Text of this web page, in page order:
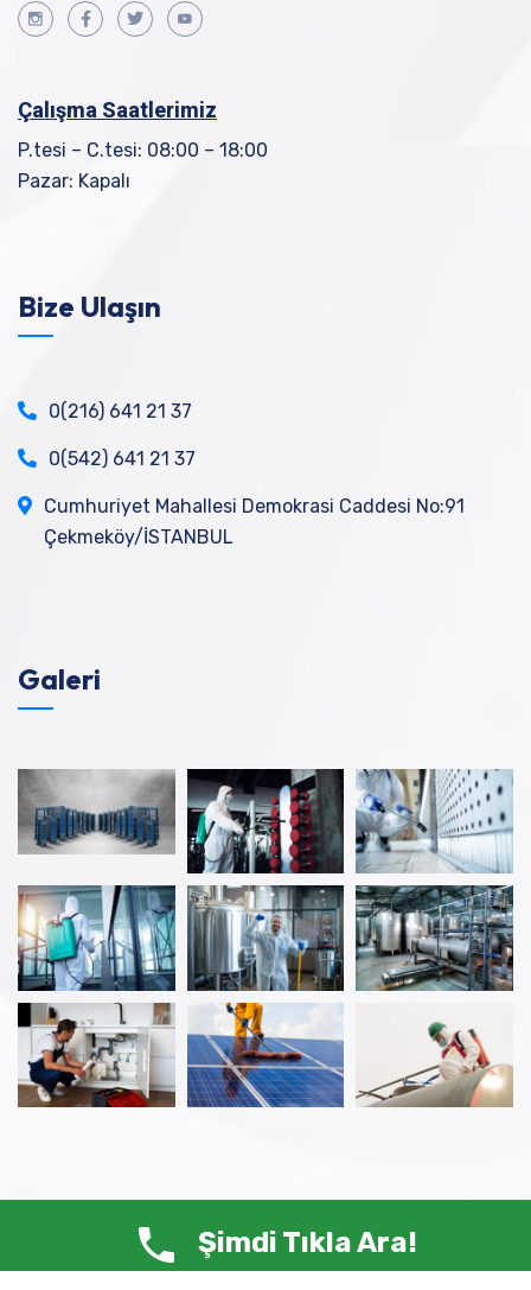
Çalışma Saatlerimiz
P.tesi – C.tesi: 08:00 – 18:00
Pazar: Kapalı
Bize Ulaşın
0(216) 641 21 37
0(542) 641 21 37
Cumhuriyet Mahallesi Demokrasi Caddesi No:91
Çekmeköy/İSTANBUL
Galeri
© Copyright 2025 ANTİ HAŞERE – Tüm Hakları Saklıdır.
Şimdi Tıkla Ara!